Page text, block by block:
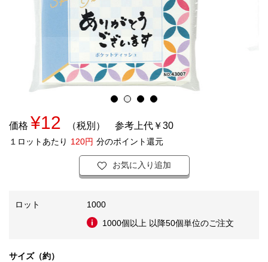
価格 ¥12 （税別） 参考上代￥30
１ロットあたり 120円 分のポイント還元
お気に入り追加
ロット
1000
1000個以上 以降50個単位のご注文
サイズ（約）